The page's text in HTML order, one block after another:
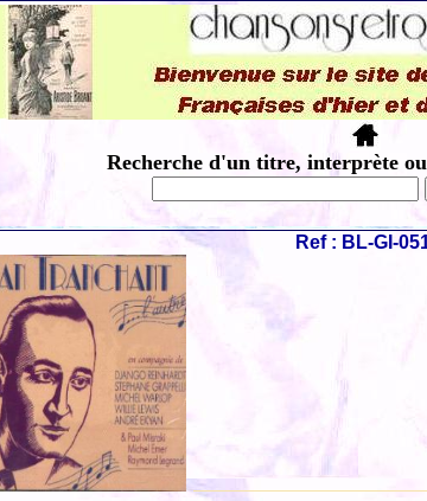
Recherche d'un titre, interprète
Ref : BL-GI-